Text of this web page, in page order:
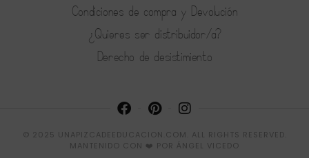
Condiciones de compra y Devolución
¿Quieres ser distribuidor/a?
Derecho de desistimiento
© 2025 UNAPIZCADEEDUCACION.COM. ALL RIGHTS RESERVED.
MANTENIDO CON ❤️ POR ÁNGEL VICEDO